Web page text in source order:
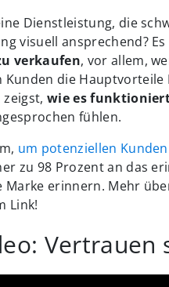
Dienstleistung, die
visuell ansprechend?
verkaufen, vor allem,
die Hauptvorteile
zeigst,wie es
fühlen.
um potenziellen
zu 98 Prozent an das
Marke erinnern. Mehr
Link!
Vertrauen